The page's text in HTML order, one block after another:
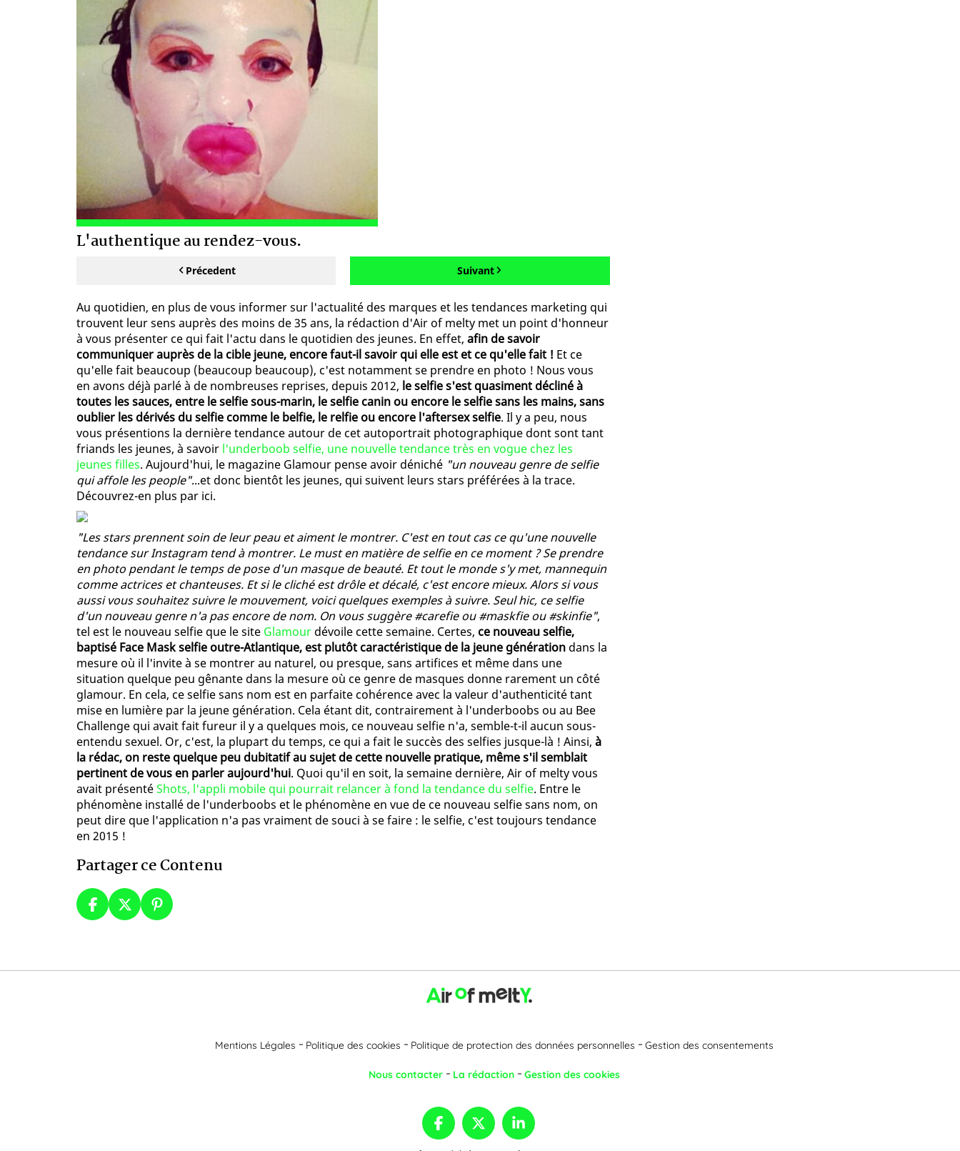
L'authentique au rendez-vous.
Précedent Suivant
Au quotidien, en plus de vous informer sur l'actualité des marques et les tendances marketing qui
trouvent leur sens auprès des moins de 35 ans, la rédaction d'Air of melty met un point d'honneur
à vous présenter ce qui fait l'actu dans le quotidien des jeunes. En effet, afin de savoir
communiquer auprès de la cible jeune, encore faut-il savoir qui elle est et ce qu'elle fait ! Et ce
qu'elle fait beaucoup (beaucoup beaucoup), c'est notamment se prendre en photo ! Nous vous
en avons déjà parlé à de nombreuses reprises, depuis 2012, le selfie s'est quasiment décliné à
toutes les sauces, entre le selfie sous-marin, le selfie canin ou encore le selfie sans les mains, sans
oublier les dérivés du selfie comme le belfie, le relfie ou encore l'aftersex selfie. Il y a peu, nous
vous présentions la dernière tendance autour de cet autoportrait photographique dont sont tant
friands les jeunes, à savoir l'underboob selfie, une nouvelle tendance très en vogue chez les
jeunes filles. Aujourd'hui, le magazine Glamour pense avoir déniché "un nouveau genre de selfie
qui affole les people"...et donc bientôt les jeunes, qui suivent leurs stars préférées à la trace.
Découvrez-en plus par ici.
"Les stars prennent soin de leur peau et aiment le montrer. C'est en tout cas ce qu'une nouvelle
tendance sur Instagram tend à montrer. Le must en matière de selfie en ce moment ? Se prendre
en photo pendant le temps de pose d'un masque de beauté. Et tout le monde s'y met, mannequin
comme actrices et chanteuses. Et si le cliché est drôle et décalé, c'est encore mieux. Alors si vous
aussi vous souhaitez suivre le mouvement, voici quelques exemples à suivre. Seul hic, ce selfie
d'un nouveau genre n'a pas encore de nom. On vous suggère #carefie ou #maskfie ou #skinfie",
tel est le nouveau selfie que le site Glamour dévoile cette semaine. Certes, ce nouveau selfie,
baptisé Face Mask selfie outre-Atlantique, est plutôt caractéristique de la jeune génération dans la
mesure où il l'invite à se montrer au naturel, ou presque, sans artifices et même dans une
situation quelque peu gênante dans la mesure où ce genre de masques donne rarement un côté
glamour. En cela, ce selfie sans nom est en parfaite cohérence avec la valeur d'authenticité tant
mise en lumière par la jeune génération. Cela étant dit, contrairement à l'underboobs ou au Bee
Challenge qui avait fait fureur il y a quelques mois, ce nouveau selfie n'a, semble-t-il aucun sous-
entendu sexuel. Or, c'est, la plupart du temps, ce qui a fait le succès des selfies jusque-là ! Ainsi, à
la rédac, on reste quelque peu dubitatif au sujet de cette nouvelle pratique, même s'il semblait
pertinent de vous en parler aujourd'hui. Quoi qu'il en soit, la semaine dernière, Air of melty vous
avait présentéShots, l'appli mobile qui pourrait relancer à fond la tendance du selfie. Entre le
phénomène installé de l'underboobs et le phénomène en vue de ce nouveau selfie sans nom, on
peut dire que l'application n'a pas vraiment de souci à se faire : le selfie, c'est toujours tendance
en 2015 !
Partager ce Contenu
Mentions Légales Politique des cookies Politique de protection des données personnelles Gestion des consentements
Nous contacter La rédaction Gestion des cookies